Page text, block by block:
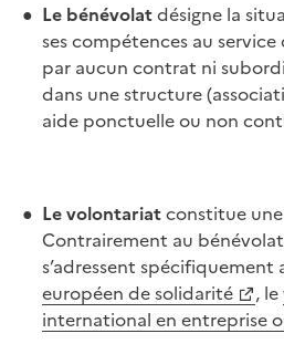
Le bénévolatdésigne la
ses compétences au service
par aucun contrat ni
dans une structure
aide ponctuelle ou non
Le volontariatconstitue
Contrairement au
s’adressent spécifiquement
européen de solidarité
, le
international en entreprise